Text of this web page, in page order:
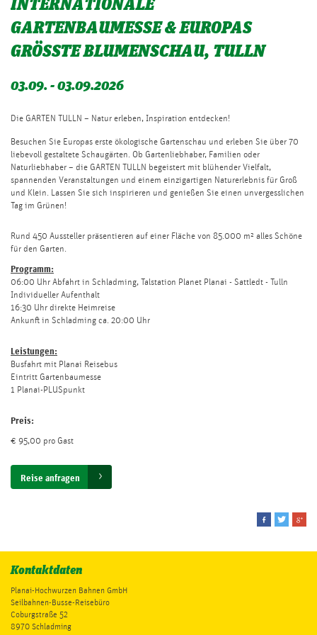
GARTENBAUMESSE & EUROPAS
GRÖSSTE BLUMENSCHAU, TULLN
03.09. - 03.09.2026
Die GARTEN TULLN – Natur erleben, Inspiration entdecken!
Besuchen Sie Europas erste ökologische Gartenschau und erleben Sie über 70
liebevoll gestaltete Schaugärten. Ob Gartenliebhaber, Familien oder
Naturliebhaber – die GARTEN TULLN begeistert mit blühender Vielfalt,
spannenden Veranstaltungen und einem einzigartigen Naturerlebnis für Groß
und Klein. Lassen Sie sich inspirieren und genießen Sie einen unvergesslichen
Tag im Grünen!
Rund 450 Aussteller präsentieren auf einer Fläche von 85.000 m² alles Schöne
für den Garten.
Programm:
06:00 Uhr Abfahrt in Schladming, Talstation Planet Planai - Sattledt - Tulln
Individueller Aufenthalt
16:30 Uhr direkte Heimreise
Ankunft in Schladming ca. 20:00 Uhr
Leistungen:
Busfahrt mit Planai Reisebus
Eintritt Gartenbaumesse
1 Planai-PLUSpunkt
Preis:
€ 95,00 pro Gast
Reise anfragen
Kontaktdaten
Planai-Hochwurzen Bahnen GmbH
Seilbahnen-Busse-Reisebüro
Coburgstraße 52
8970 Schladming